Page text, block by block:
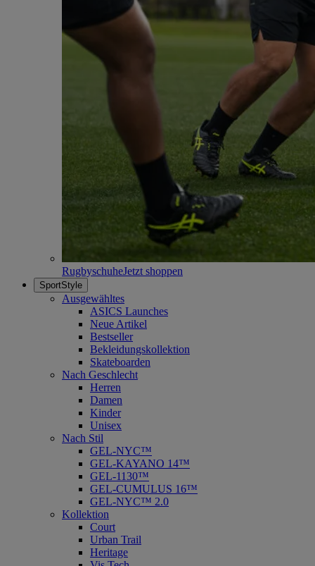
RugbyschuheJetzt shoppen
SportStyle
Ausgewähltes
ASICS Launches
Neue Artikel
Bestseller
Bekleidungskollektion
Skateboarden
Nach Geschlecht
Herren
Damen
Kinder
Unisex
Nach Stil
GEL-NYC™
GEL-KAYANO 14™
GEL-1130™
GEL-CUMULUS 16™
GEL-NYC™ 2.0
Kollektion
Court
Urban Trail
Heritage